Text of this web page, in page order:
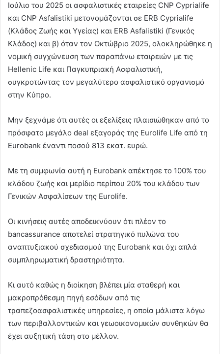
Ιούλιο του 2025 οι ασφαλιστικές εταιρείες CNP Cyprialife
και CNP Asfalistiki μετονομάζονται σε ERB Cyprialife
(Κλάδος Ζωής και Υγείας) και ERB Asfalistiki (Γενικός
Κλάδος) και β) όταν τον Οκτώβριο 2025, ολοκληρώθηκε η
νομική συγχώνευση των παραπάνω εταιρειών με τις
Hellenic Life και Παγκυπριακή Ασφαλιστική,
συγκροτώντας τον μεγαλύτερο ασφαλιστικό οργανισμό
στην Κύπρο.
Μην ξεχνάμε ότι αυτές οι εξελίξεις πλαισιώθηκαν από το
πρόσφατο μεγάλο deal εξαγοράς της Eurolife Life από τη
Eurobank έναντι ποσού 813 εκατ. ευρώ.
Με τη συμφωνία αυτή η Eurobank απέκτησε το 100% του
κλάδου ζωής και μερίδιο περίπου 20% του κλάδου των
Γενικών Ασφαλίσεων της Eurolife.
Οι κινήσεις αυτές αποδεικνύουν ότι πλέον το
bancassurance αποτελεί στρατηγικό πυλώνα του
αναπτυξιακού σχεδιασμού της Eurobank και όχι απλά
συμπληρωματική δραστηριότητα.
Κι αυτό καθώς η διοίκηση βλέπει μία σταθερή και
μακροπρόθεσμη πηγή εσόδων από τις
τραπεζοασφαλιστικές υπηρεσίες, η οποία μάλιστα λόγω
των περιβαλλοντικών και γεωοικονομικών συνθηκών θα
έχει αυξητική τάση στο μέλλον.